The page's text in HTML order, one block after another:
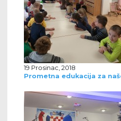
19 Prosinac, 2018
Prometna edukacija za